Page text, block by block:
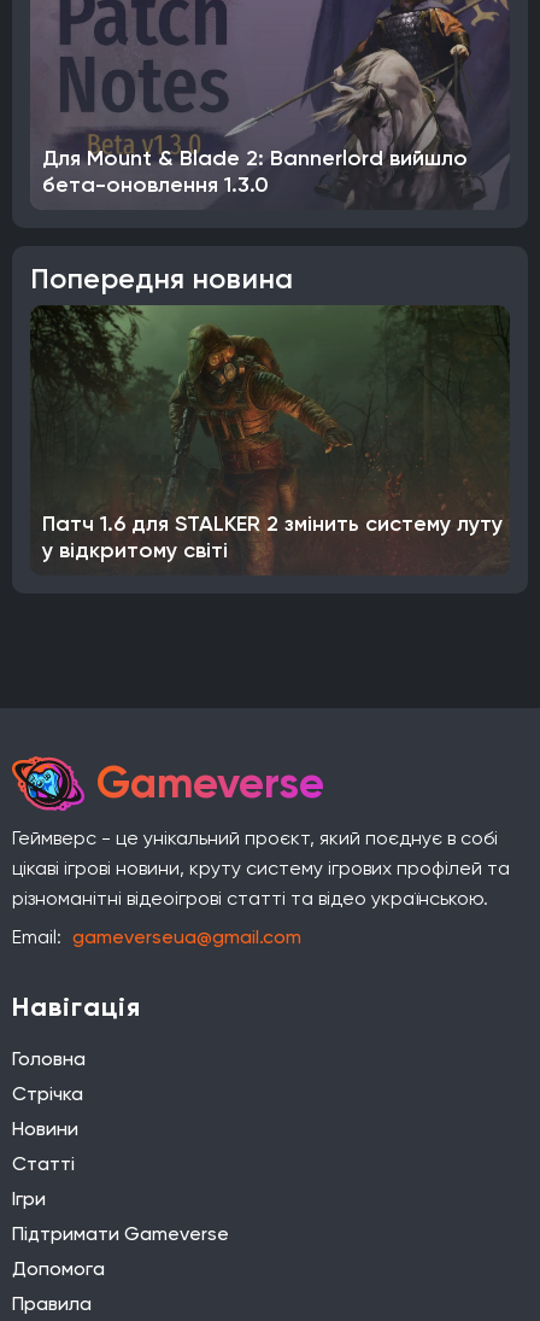
Для Mount & Blade 2: Bannerlord вийшло
бета-оновлення 1.3.0
Попередня новина
Патч 1.6 для STALKER 2 змінить систему луту
у відкритому світі
Gameverse
Геймверс - це унікальний проєкт, який поєднує в собі
цікаві ігрові новини, круту систему ігрових профілей та
різноманітні відеоігрові статті та відео українською.
Email: gameverseua@gmail.com
Навігація
Головна
Стрічка
Новини
Статті
Ігри
Підтримати Gameverse
Допомога
Правила